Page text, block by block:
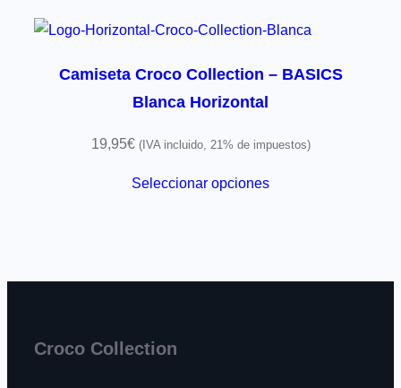
Camiseta Croco Collection – BASICS
Blanca Horizontal
19,95€ (IVA incluido, 21% de impuestos)
Seleccionar opciones
Croco Collection